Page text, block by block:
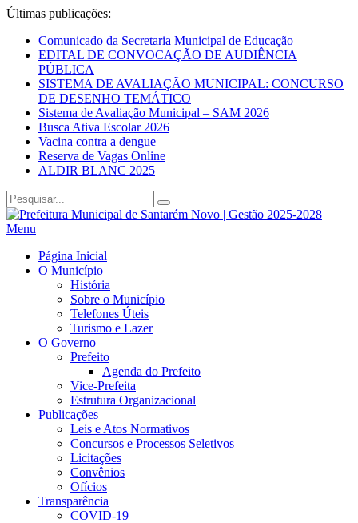
Últimas publicações:
Comunicado da Secretaria Municipal de Educação
EDITAL DE CONVOCAÇÃO DE AUDIÊNCIA
PÚBLICA
SISTEMA DE AVALIAÇÃO MUNICIPAL: CONCURSO
DE DESENHO TEMÁTICO
Sistema de Avaliação Municipal – SAM 2026
Busca Ativa Escolar 2026
Vacina contra a dengue
Reserva de Vagas Online
ALDIR BLANC 2025
Menu
Página Inicial
O Município
História
Sobre o Município
Telefones Úteis
Turismo e Lazer
O Governo
Prefeito
Agenda do Prefeito
Vice-Prefeita
Estrutura Organizacional
Publicações
Leis e Atos Normativos
Concursos e Processos Seletivos
Licitações
Convênios
Ofícios
Transparência
COVID-19